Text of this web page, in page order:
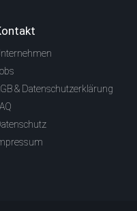
& Datenschutzerklärung